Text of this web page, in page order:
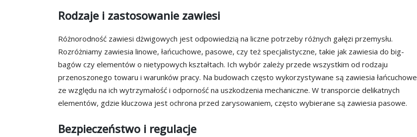
Rodzaje i zastosowanie zawiesi
Różnorodność zawiesi dżwigowych jest odpowiedzią na liczne potrzeby różnych gałęzi przemysłu.
Rozróżniamy zawiesia linowe, łańcuchowe, pasowe, czy też specjalistyczne, takie jak zawiesia do big-
bagów czy elementów o nietypowych kształtach. Ich wybór zależy przede wszystkim od rodzaju
przenoszonego towaru i warunków pracy. Na budowach często wykorzystywane są zawiesia łańcuchowe
ze względu na ich wytrzymałość i odporność na uszkodzenia mechaniczne. W transporcie delikatnych
elementów, gdzie kluczowa jest ochrona przed zarysowaniem, często wybierane są zawiesia pasowe.
Bezpieczeństwo i regulacje